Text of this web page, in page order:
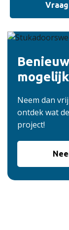
Neem dan
ontdek wat
project!